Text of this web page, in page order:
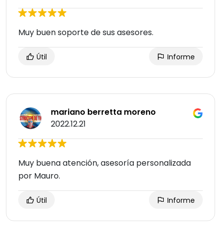
Muy buen soporte de sus asesores.
Útil Informe
mariano berretta moreno
2022.12.21
Muy buena atención, asesoría personalizada
por Mauro.
Útil Informe